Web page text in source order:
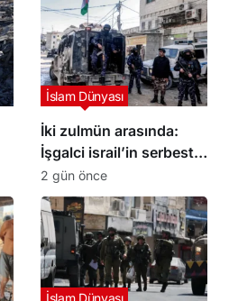
İki zulmün arasında:
İşgalci israil’in serbest
bıraktığı Filistinli
mahkumları Abbas
yönetimi gözaltına aldı
İslam Dünyası
2 gün önce
İslam Dünyası